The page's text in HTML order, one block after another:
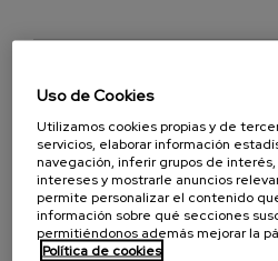
atención centrada en la persona
Uso de Cookies
Utilizamos cookies propias y de
servicios, elaborar información
navegación, inferir grupos de
intereses y mostrarle anuncios
permite personalizar el contenido
información sobre qué secciones
permitiéndonos además mejorar la
Política de cookies